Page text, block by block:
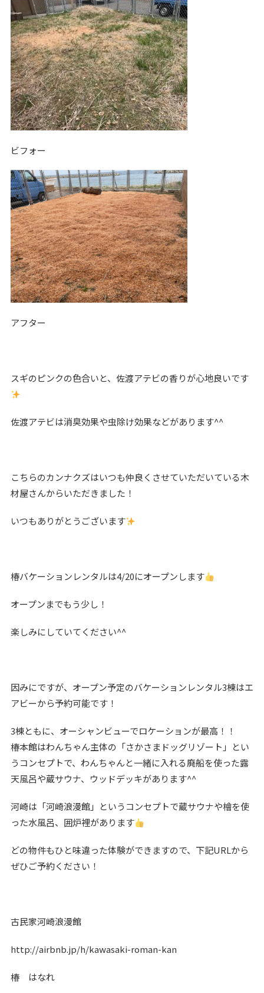
ビフォー
アフター
スギのピンクの色合いと、佐渡アテビの香りが心地良いです
佐渡アテビは消臭効果や虫除け効果などがあります^^
こちらのカンナクズはいつも仲良くさせていただいている木
材屋さんからいただきました！
いつもありがとうございます
椿バケーションレンタルは4/20にオープンします
オープンまでもう少し！
楽しみにしていてください^^
因みにですが、オープン予定のバケーションレンタル3棟はエ
アビーから予約可能です！
3棟ともに、オーシャンビューでロケーションが最高！！
椿本館はわんちゃん主体の「さかさまドッグリゾート」とい
うコンセプトで、わんちゃんと一緒に入れる廃船を使った露
天風呂や蔵サウナ、ウッドデッキがあります^^
河崎は「河崎浪漫館」というコンセプトで蔵サウナや檜を使
った水風呂、囲炉裡があります
どの物件もひと味違った体験ができますので、下記URLから
ぜひご予約ください！
古民家河崎浪漫館
http://airbnb.jp/h/kawasaki-roman-kan
椿 はなれ